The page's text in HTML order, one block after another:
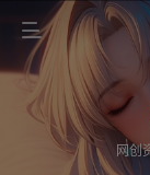
网创